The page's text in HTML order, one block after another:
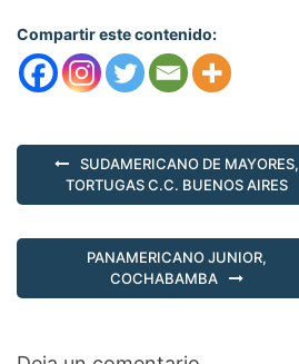
Compartir este contenido:
SUDAMERICANO DE MAYORES,
TORTUGAS C.C. BUENOS AIRES
PANAMERICANO JUNIOR,
COCHABAMBA